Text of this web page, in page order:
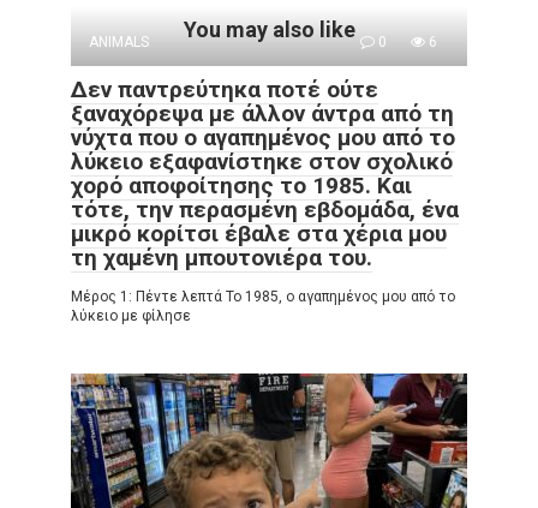
You may also like
ANIMALS 0 6
Δεν παντρεύτηκα ποτέ ούτε
ξαναχόρεψα με άλλον άντρα από τη
νύχτα που ο αγαπημένος μου από το
λύκειο εξαφανίστηκε στον σχολικό
χορό αποφοίτησης το 1985. Και
τότε, την περασμένη εβδομάδα, ένα
μικρό κορίτσι έβαλε στα χέρια μου
τη χαμένη μπουτονιέρα του.
Μέρος 1: Πέντε λεπτά Το 1985, ο αγαπημένος μου από το
λύκειο με φίλησε